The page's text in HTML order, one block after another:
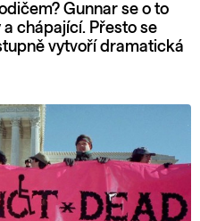
Gunnar se o to
chápající. Přesto se
vytvoří dramatická